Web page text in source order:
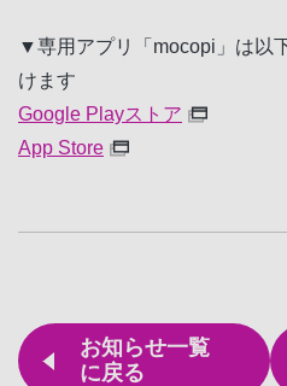
▼専用アプリ「mocopi」は以
けます
Google Playストア
App Store
お知らせ一覧
に戻る